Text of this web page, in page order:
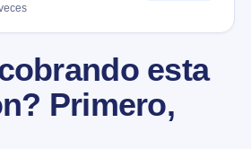
esta
Primero,